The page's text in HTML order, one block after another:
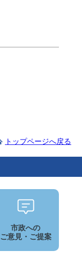
トップページへ戻る
市政への
ご意見・ご提案